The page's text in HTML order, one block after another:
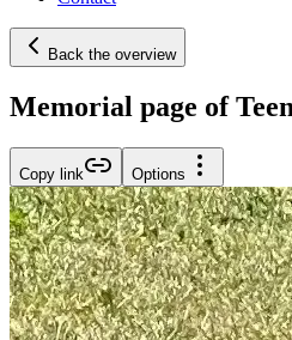
Back the overview
Memorial page of
Copy link Options